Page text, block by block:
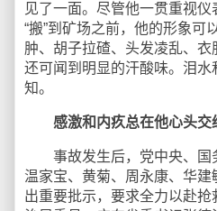
见了一面。尽管他一贯重视仪
“搬”到矿场之前，他的形象可
肿、胡子拉碴、头发凌乱、
还可闻到明显的汗酸味。泪水
知。
感激和内疚总在他心头交
事故发生后，党中央、国
温家宝、黄菊、周永康、华
出重要批示，要求全力以赴